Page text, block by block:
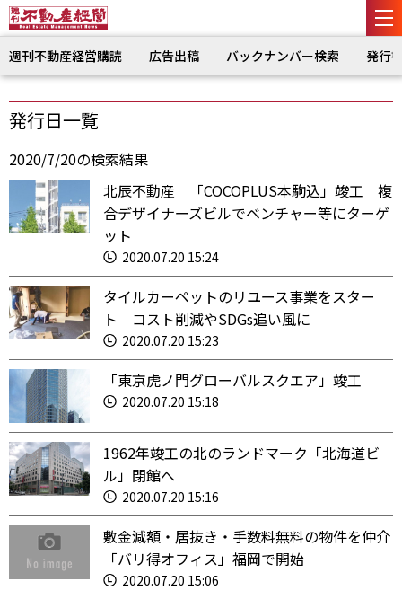
週刊不動産経営購読 広告出稿 バックナンバー検索 発行
発行日一覧
2020/7/20の検索結果
北辰不動産 「COCOPLUS本駒込」竣工 複
合デザイナーズビルでベンチャー等にターゲ
ット
2020.07.20 15:24
タイルカーペットのリユース事業をスター
ト コスト削減やSDGs追い風に
2020.07.20 15:23
「東京虎ノ門グローバルスクエア」竣工
2020.07.20 15:18
1962年竣工の北のランドマーク「北海道ビ
ル」閉館へ
2020.07.20 15:16
敷金減額・居抜き・手数料無料の物件を仲介
「バリ得オフィス」福岡で開始
2020.07.20 15:06